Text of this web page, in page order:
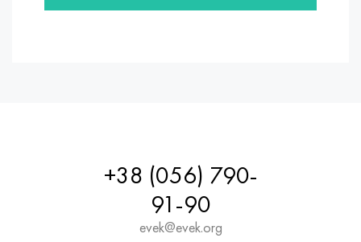
+38 (056) 790-
91-90
evek@evek.org